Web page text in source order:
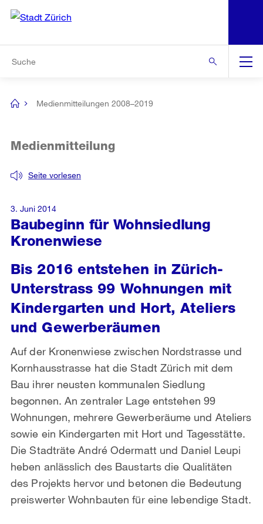
Navigation
[no
Medienmitteilungen 2008–2019
Baubeginn für Wohnsiedlung
Kronenwiese
Seite vorlesen
Medienmitteilung
Bis 2016 entstehen in Zürich-
Unterstrass 99 Wohnungen mit
Kindergarten und Hort, Ateliers
und Gewerberäumen
Auf der Kronenwiese zwischen Nordstrasse und
Kornhausstrasse hat die Stadt Zürich mit dem
Bau ihrer neusten kommunalen Siedlung
begonnen. An zentraler Lage entstehen 99
Wohnungen, mehrere Gewerberäume und Ateliers
sowie ein Kindergarten mit Hort und Tagesstätte.
Die Stadträte André Odermatt und Daniel Leupi
heben anlässlich des Baustarts die Qualitäten
des Projekts hervor und betonen die Bedeutung
preiswerter Wohnbauten für eine lebendige Stadt.
3. Juni 2014